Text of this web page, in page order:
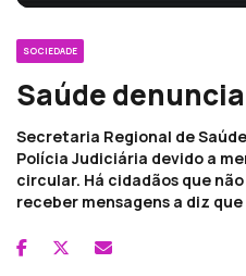
SOCIEDADE
Saúde
Secretaria Regional de
Polícia Judiciária devido a
circular. Há cidadãos que
receber mensagens a diz